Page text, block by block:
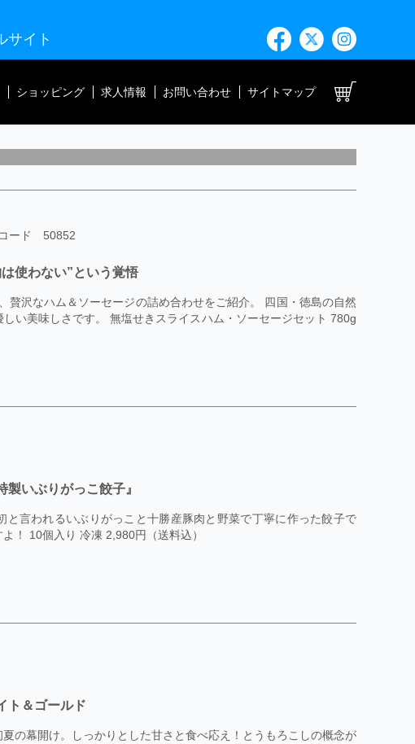
サイト
ショッピング 求人情報 お問い合わせ サイトマップ
ード 50852
使わない”という覚悟
贅沢なハム＆ソーセージの詰め合わせをご紹介。 四国・徳島の自然
い美味しさです。 無塩せきスライスハム・ソーセージセット 780g
いぶりがっこ餃子』
と言われるいぶりがっこと十勝産豚肉と野菜で丁寧に作った餃子で
！ 10個入り 冷凍 2,980円（送料込）
ト＆ゴールド
の幕開け。しっかりとした甘さと食べ応え！とうもろこしの概念が